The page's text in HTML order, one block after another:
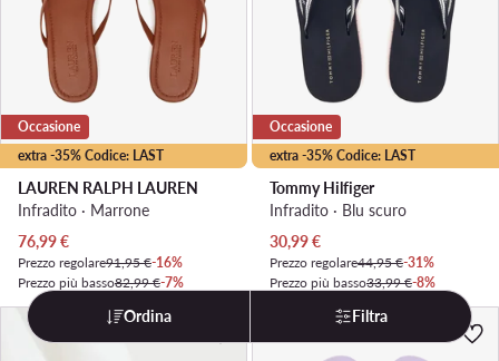
extra -35% Codice: LAST
Occasione
LAUREN RALPH LAUREN
Infradito · Marrone
Prezzo attuale
76,99€
Prezzo regolare91,95 €-16%
Prezzo più basso82,99 €-7%
extra -35% Codice: LAST
Occasione
Tommy Hilfiger
Infradito · Blu scuro
Prezzo attuale
30,99€
Prezzo regolare44,95 €-31%
Prezzo più basso33,99 €-8%
Ordina Filtra